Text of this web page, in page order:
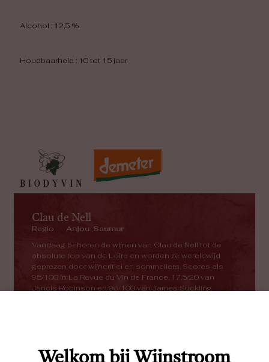
Alcohol : 12,5 %.
Houdbaarheid : 10 tot 15 jaar
Clau de Nell
Regio Anjou-Saumur
Vandaag behoren de wijnen van Clau de Nell tot de
absolute top van de Loire en worden ze wereldwijd
geprezen door wijncritici en sommeliers. Scores als
95/100 in La Revue du Vin de France, 17,5/20 van
Jancis Robinson en 96/100 van James Suckling
Welkom bij Wijnstroom